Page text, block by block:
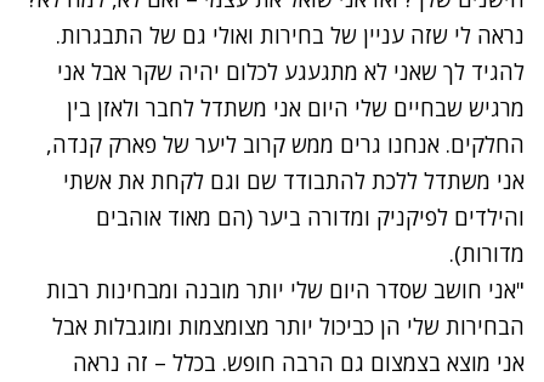
נראה לי שזה עניין של בחירות ואולי גם של התבגרות.
להגיד לך שאני לא מתגעגע לכלום יהיה שקר אבל אני
מרגיש שבחיים שלי היום אני משתדל לחבר ולאזן בין
החלקים. אנחנו גרים ממש קרוב ליער של פארק קנדה,
אני משתדל ללכת להתבודד שם וגם לקחת את אשתי
והילדים לפיקניק ומדורה ביער (הם מאוד אוהבים
מדורות).
"אני חושב שסדר היום שלי יותר מובנה ומבחינות רבות
הבחירות שלי הן כביכול יותר מצומצמות ומוגבלות אבל
אני מוצא בצמצום גם הרבה חופש. בכלל – זה נראה